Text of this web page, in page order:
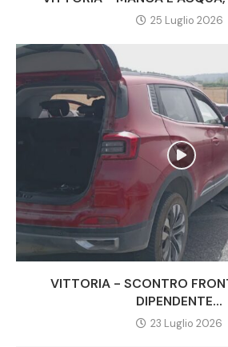
25 Luglio 2026
VITTORIA - SCONTRO
DIPENDENTE...
23 Luglio 2026